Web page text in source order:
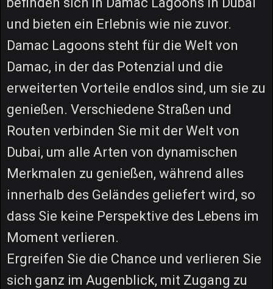
und bieten ein Erlebnis wie nie zuvor.
Damac Lagoons steht für die Welt von
Damac, in der das Potenzial und die
erweiterten Vorteile endlos sind, um sie zu
genießen. Verschiedene Straßen und
Routen verbinden Sie mit der Welt von
Dubai, um alle Arten von dynamischen
Merkmalen zu genießen, während alles
innerhalb des Geländes geliefert wird, so
dass Sie keine Perspektive des Lebens im
Moment verlieren.
Ergreifen Sie die Chance und verlieren Sie
sich ganz im Augenblick, mit Zugang zu